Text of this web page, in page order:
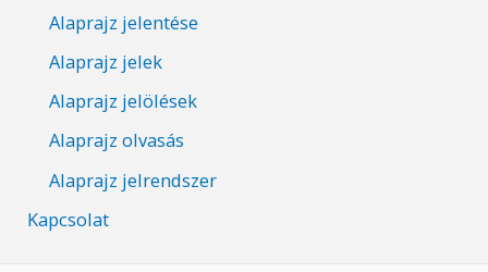
Alaprajz jelentése
Alaprajz jelek
Alaprajz jelölések
Alaprajz olvasás
Alaprajz jelrendszer
Kapcsolat